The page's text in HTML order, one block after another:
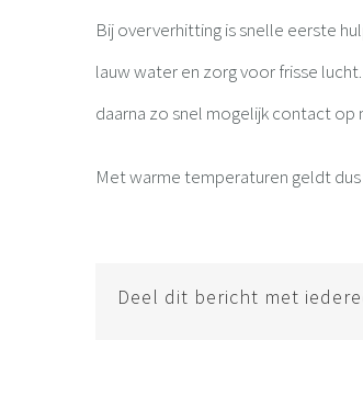
Bij oververhitting is snelle eerste
lauw water en zorg voor frisse
daarna zo snel mogelijk contact op
Met warme temperaturen geldt
Deel dit bericht met